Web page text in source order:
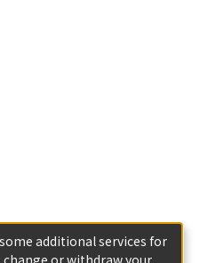
additional services for
change or withdraw your